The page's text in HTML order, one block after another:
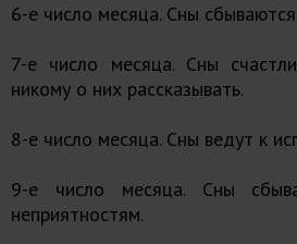
6-е число месяца. Сны
7-е число месяца. Сны
никому о них рассказывать.
8-е число месяца. Сны ведут к
9-е число месяца. Сны
неприятностям.